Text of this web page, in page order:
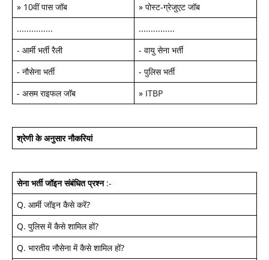
» 10वीं पास जॉब » पोस्ट-ग्रेजुएट जॉब
...............
...............
- आर्मी भर्ती रैली - वायु सेना भर्ती
- नौसेना भर्ती - पुलिस भर्ती
- असम राइफल जॉब » ITBP
श्रेणी के अनुसार नौकरियां
सेना भर्ती जॉइन संबंधित प्रश्न:-
Q. आर्मी जॉइन कैसे करें?
Q. पुलिस में कैसे शामिल हों?
Q. भारतीय नौसेना में कैसे शामिल हों?